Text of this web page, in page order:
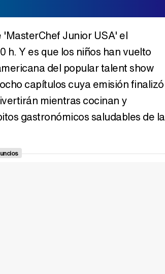
Junior USA' el
h. Y es que los niños han vuelto
del popular talent show
capítulos cuya emisión finalizó
mientras cocinan y
gastronómicos saludables de la